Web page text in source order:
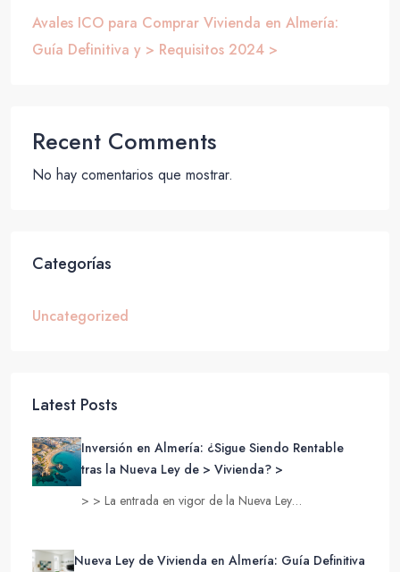
Avales ICO para Comprar Vivienda en Almería:
Guía Definitiva y > Requisitos 2024 >
Recent Comments
No hay comentarios que mostrar.
Categorías
Uncategorized
Latest Posts
Inversión en Almería: ¿Sigue Siendo Rentable
tras la Nueva Ley de > Vivienda? >
> > La entrada en vigor de la Nueva Ley…
Nueva Ley de Vivienda en Almería: Guía Definitiva